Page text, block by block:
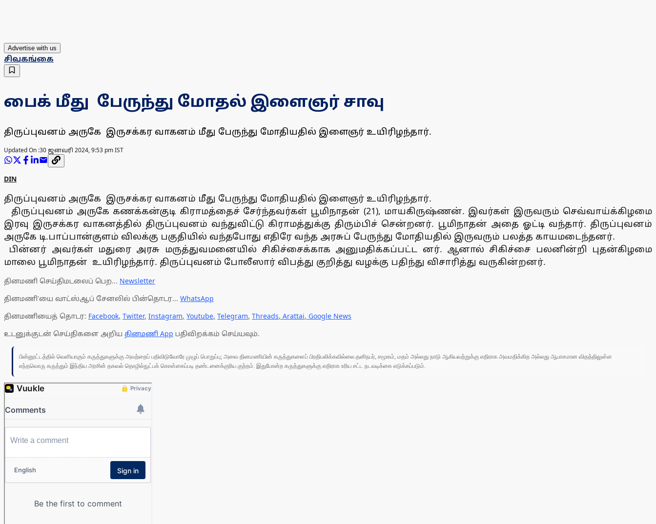
Advertise with us
சிவகங்கை
பைக் மீது பேருந்து மோதல் இளைஞர் சாவு
திருப்புவனம் அருகே இருசக்கர வாகனம் மீது பேருந்து மோதியதில் இளைஞர் உயிரிழந்தார்.
Updated On :30 ஜனவரி 2024, 9:53 pm IST
DIN
திருப்புவனம் அருகே இருசக்கர வாகனம் மீது பேருந்து மோதியதில் இளைஞர் உயிரிழந்தார்.
திருப்புவனம் அருகே கணக்கன்குடி கிராமத்தைச் சேர்ந்தவர்கள் பூமிநாதன் (21), மாயகிருஷ்ணன். இவர்கள் இருவரும் செவ்வாய்க்கிழமை
இரவு இருசக்கர வாகனத்தில் திருப்புவனம் வந்துவிட்டு கிராமத்துக்கு திரும்பிச் சென்றனர். பூமிநாதன் அதை ஓட்டி வந்தார். திருப்புவனம்
அருகே டி.பாப்பான்குளம் விலக்கு பகுதியில் வந்தபோது எதிரே வந்த அரசுப் பேருந்து மோதியதில் இருவரும் பலத்த காயமடைந்தனர்.
பின்னர் அவர்கள் மதுரை அரசு மருத்துவமனையில் சிகிச்சைக்காக அனுமதிக்கப்பட்ட னர். ஆனால் சிகிச்சை பலனின்றி புதன்கிழமை
மாலை பூமிநாதன் உயிரிழந்தார். திருப்புவனம் போலீஸார் விபத்து குறித்து வழக்கு பதிந்து விசாரித்து வருகின்றனர்.
தினமணி செய்திமடலைப் பெற... Newsletter
தினமணி'யை வாட்ஸ்ஆப் சேனலில் பின்தொடர... WhatsApp
தினமணியைத் தொடர: Facebook, Twitter, Instagram, Youtube, Telegram, Threads, Arattai, Google News
உடனுக்குடன் செய்திகளை அறிய தினமணி App பதிவிறக்கம் செய்யவும்.
பின்னூட்டத்தில் வெளியாகும் கருத்துகளுக்கு அவற்றைப் பதிவிடுவோரே முழுப் பொறுப்பு; அவை தினமணியின் கருத்துகளைப் பிரதிபலிக்கவில்லை.தனிநபர், சமூகம், மதம் அல்லது நாடு ஆகியவற்றுக்கு எதிராக அவமதிக்கிற அல்லது ஆபாசமான விதத்திலுள்ள
எந்தவொரு கருத்தும் இந்திய அரசின் தகவல் தொழில்நுட்பக் கொள்கைப்படி தண்டனைக்குரிய குற்றம். இதுபோன்ற கருத்துகளுக்கு எதிராக உரிய சட்ட நடவடிக்கை எடுக்கப்படும்.